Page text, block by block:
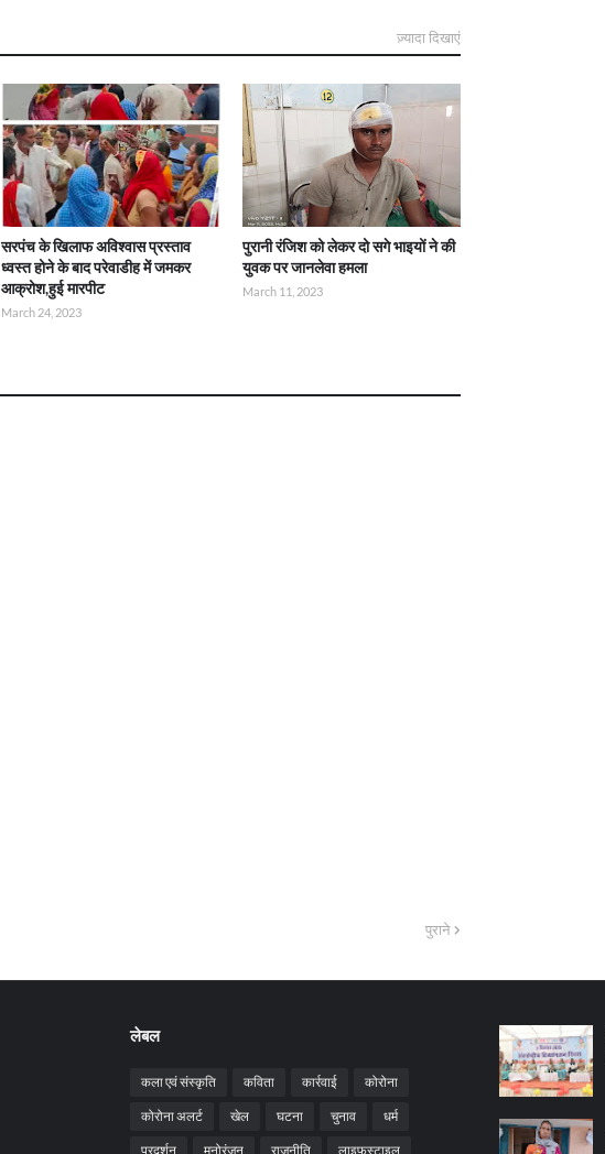
ज़्यादा दिखाएं
सरपंच के खिलाफ अविश्वास प्रस्ताव
ध्वस्त होने के बाद परेवाडीह में जमकर
आक्रोश,हुई मारपीट
March 24, 2023
पुरानी रंजिश को लेकर दो सगे भाइयों ने की
युवक पर जानलेवा हमला
March 11, 2023
पुराने
लेबल
कला एवं संस्कृति कविता कार्रवाई कोरोना
कोरोना अलर्ट खेल घटना चुनाव धर्म
प्रदर्शन मनोरंजन राजनीति लाइफस्टाइल